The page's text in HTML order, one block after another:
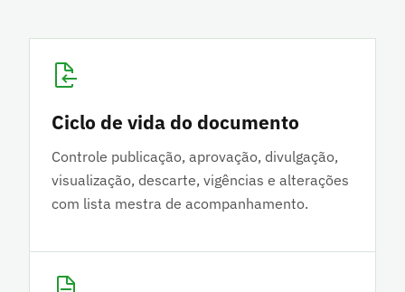
Ciclo de vida do documento
Controle publicação, aprovação, divulgação,
visualização, descarte, vigências e alterações
com lista mestra de acompanhamento.